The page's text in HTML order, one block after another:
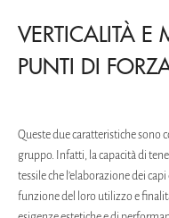
VERTICALITÀ E
PUNTI DI
Queste due caratteristiche sono
gruppo. Infatti, la capacità di
tessile che l’elaborazione dei
funzione del loro utilizzo e